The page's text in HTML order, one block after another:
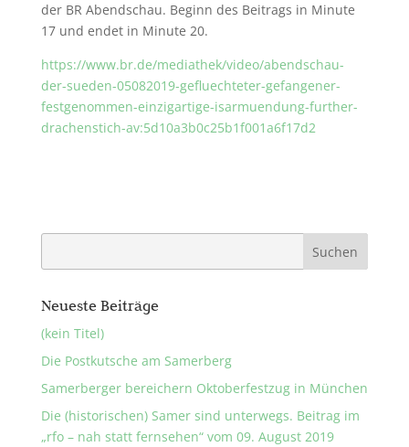
der BR Abendschau. Beginn des Beitrags in Minute
17 und endet in Minute 20.
https://www.br.de/mediathek/video/abendschau-
der-sueden-05082019-gefluechteter-gefangener-
festgenommen-einzigartige-isarmuendung-further-
drachenstich-av:5d10a3b0c25b1f001a6f17d2
Neueste Beiträge
(kein Titel)
Die Postkutsche am Samerberg
Samerberger bereichern Oktoberfestzug in München
Die (historischen) Samer sind unterwegs. Beitrag im
„rfo – nah statt fernsehen“ vom 09. August 2019